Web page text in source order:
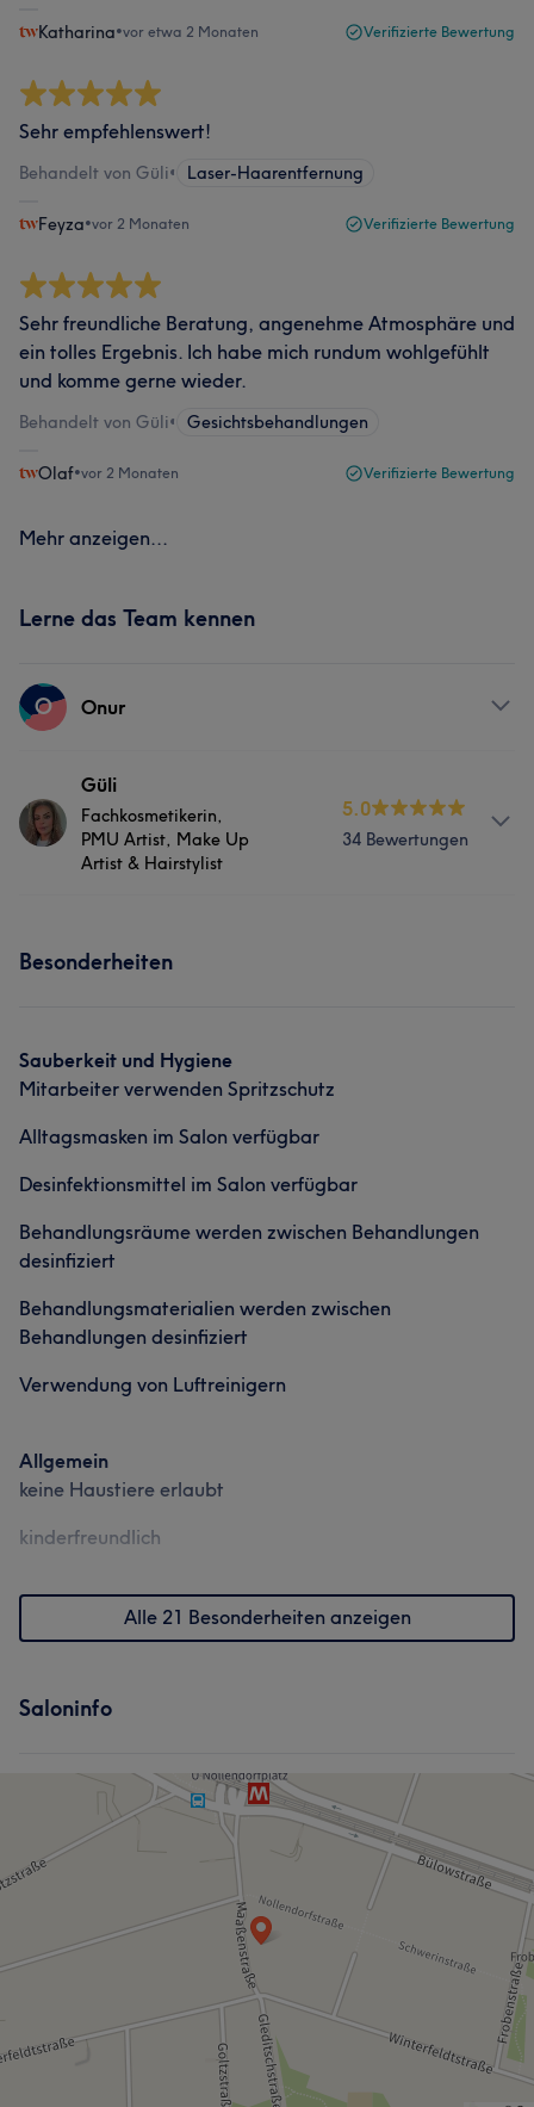
Katharina•vor etwa 2 Monaten Verifizierte Bewertung
Sehr empfehlenswert!
Behandelt von Güli• Laser-Haarentfernung
Feyza•vor 2 Monaten Verifizierte Bewertung
Sehr freundliche Beratung, angenehme Atmosphäre und
ein tolles Ergebnis. Ich habe mich rundum wohlgefühlt
und komme gerne wieder.
Behandelt von Güli• Gesichtsbehandlungen
Olaf•vor 2 Monaten Verifizierte Bewertung
Mehr anzeigen...
Lerne das Team kennen
O Onur
Services
Körper Gesicht Haarentfernung
Güli
Fachkosmetikerin,
PMU Artist, Make Up
Artist & Hairstylist
5.0
34 Bewertungen
Portfolio
Besonderheiten
Sauberkeit und Hygiene
Mitarbeiter verwenden Spritzschutz
Alltagsmasken im Salon verfügbar
Desinfektionsmittel im Salon verfügbar
Behandlungsräume werden zwischen Behandlungen
desinfiziert
Behandlungsmaterialien werden zwischen
Behandlungen desinfiziert
Verwendung von Luftreinigern
Allgemein
keine Haustiere erlaubt
kinderfreundlich
Alle 21 Besonderheiten anzeigen
Saloninfo